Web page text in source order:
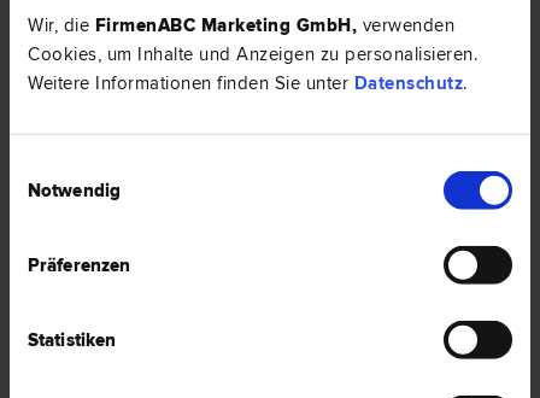
Wir, die FirmenABC Marketing GmbH, verwenden
Cookies, um Inhalte und Anzeigen zu personalisieren.
Weitere Informationen finden Sie unter Datenschutz.
Notwendig
Präferenzen
Statistiken
recht | Verfassungs­recht und Grund­rechte | Wirtschafts­recht
1010 Wien
Teinfaltstraße 4/8
MMag.Dr. Michael ROHREGGER
recht